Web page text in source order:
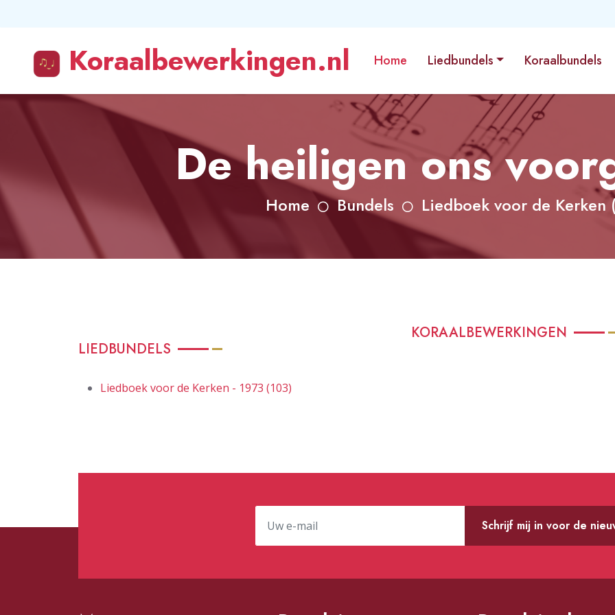
Koraalbewerkingen.nl Home Liedbundels Koraalbundels
De heiligen ons
Home Bundels Liedboek voor de Kerken
LIEDBUNDELS
Liedboek voor de Kerken - 1973 (103)
KORAALBEWERKINGEN
Schrijf mij in voor de